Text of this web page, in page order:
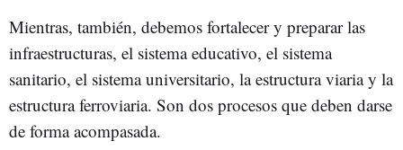
Mientras, también, debemos fortalecer y preparar las
infraestructuras, el sistema educativo, el sistema
sanitario, el sistema universitario, la estructura viaria y la
estructura ferroviaria. Son dos procesos que deben darse
de forma acompasada.